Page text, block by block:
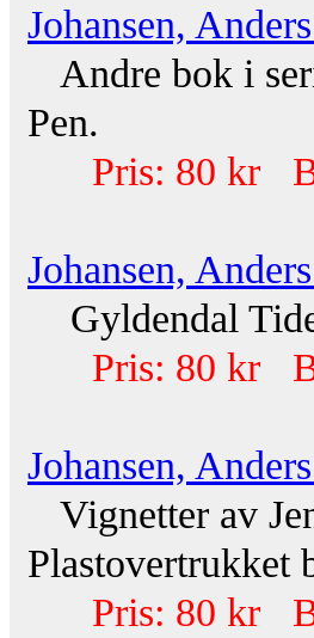
Johansen,
Andre bok i
Pen.
Pris: 80 kr
Johansen,
Gyldendal
Pris: 80 kr
Johansen,
Vignetter av
Plastovertrukket
Pris: 80 kr